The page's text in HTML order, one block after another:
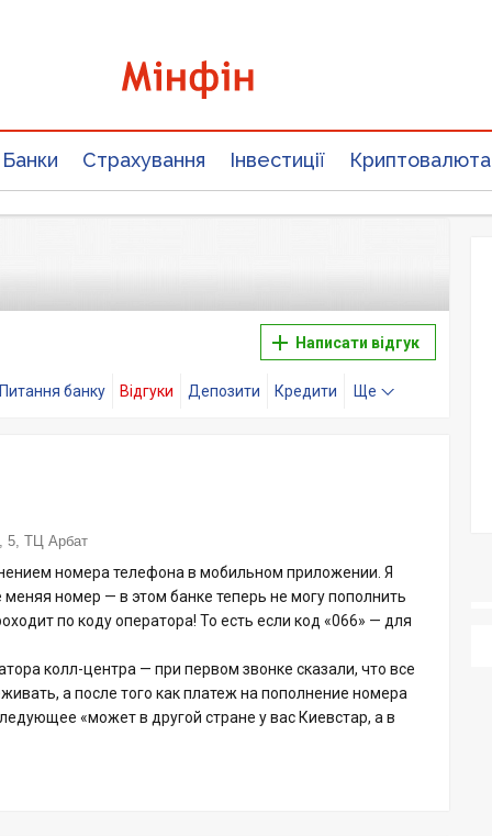
Банки Страхування Інвестиції Криптовалюта
Написати відгук
Питання банку Відгуки Депозити Кредити Ще
5, ТЦ Арбат
номера телефона в мобильном приложении. Я
номер — в этом банке теперь не могу пополнить
по коду оператора! То есть если код «066» — для
колл-центра — при первом звонке сказали, что все
а после того как платеж на пополнение номера
«может в другой стране у вас Киевстар, а в